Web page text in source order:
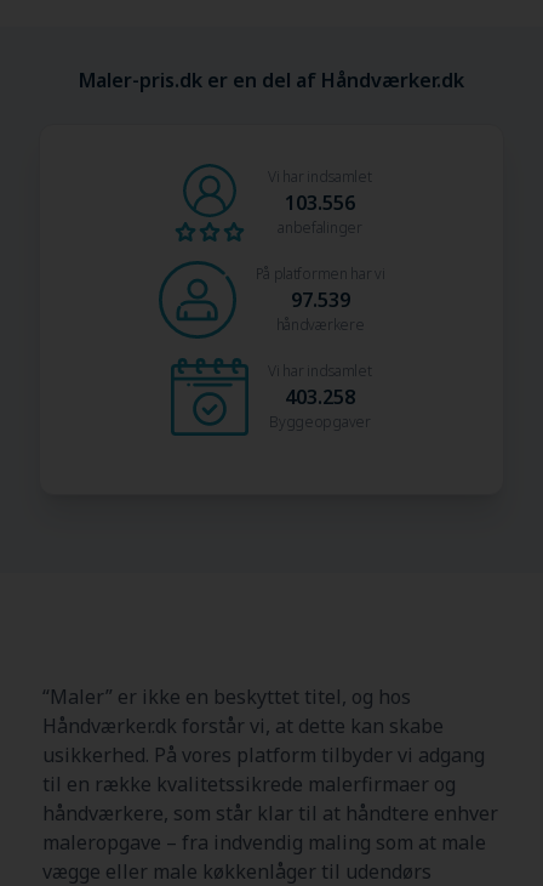
Maler-pris.dk er en del af Håndværker.dk
Vi har indsamlet
103.556
anbefalinger
På platformen har vi
97.539
håndværkere
Vi har indsamlet
403.258
Byggeopgaver
“Maler” er ikke en beskyttet titel, og hos
Håndværker.dk forstår vi, at dette kan skabe
usikkerhed. På vores platform tilbyder vi adgang
til en række kvalitetssikrede malerfirmaer og
håndværkere, som står klar til at håndtere enhver
maleropgave – fra indvendig maling som at male
vægge eller male køkkenlåger til udendørs